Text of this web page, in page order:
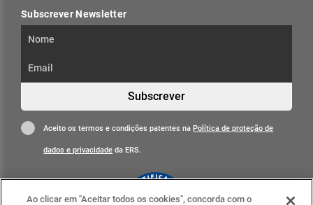
Subscrever Newsletter
Subscrever
Aceito os termos e condições patentes naPolítica de proteção de
dados e privacidade da ERS.
Ao clicar em "Aceitar todos os cookies", concorda com o